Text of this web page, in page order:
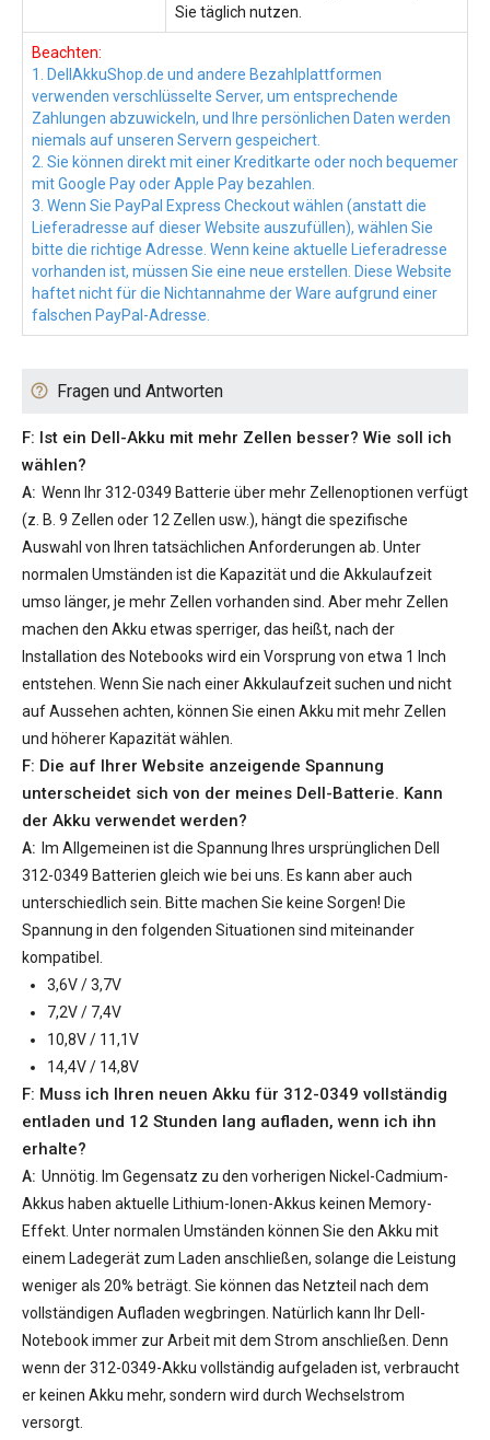
Sie täglich nutzen.
Beachten:
1. DellAkkuShop.de und andere Bezahlplattformen
verwenden verschlüsselte Server, um entsprechende
Zahlungen abzuwickeln, und Ihre persönlichen Daten werden
niemals auf unseren Servern gespeichert.
2. Sie können direkt mit einer Kreditkarte oder noch bequemer
mit Google Pay oder Apple Pay bezahlen.
3. Wenn Sie PayPal Express Checkout wählen (anstatt die
Lieferadresse auf dieser Website auszufüllen), wählen Sie
bitte die richtige Adresse. Wenn keine aktuelle Lieferadresse
vorhanden ist, müssen Sie eine neue erstellen. Diese Website
haftet nicht für die Nichtannahme der Ware aufgrund einer
falschen PayPal-Adresse.
Fragen und Antworten
F: Ist ein Dell-Akku mit mehr Zellen besser? Wie soll ich
wählen?
A: Wenn Ihr312-0349 Batterie über mehr Zellenoptionen verfügt
(z. B. 9 Zellen oder 12 Zellen usw.), hängt die spezifische
Auswahl von Ihren tatsächlichen Anforderungen ab. Unter
normalen Umständen ist die Kapazität und die Akkulaufzeit
umso länger, je mehr Zellen vorhanden sind. Aber mehr Zellen
machen den Akku etwas sperriger, das heißt, nach der
Installation des Notebooks wird ein Vorsprung von etwa 1 Inch
entstehen. Wenn Sie nach einer Akkulaufzeit suchen und nicht
auf Aussehen achten, können Sie einen Akku mit mehr Zellen
und höherer Kapazität wählen.
F: Die auf Ihrer Website anzeigende Spannung
unterscheidet sich von der meines Dell-Batterie. Kann
der Akku verwendet werden?
A: Im Allgemeinen ist die Spannung Ihres ursprünglichen Dell
312-0349 Batterien gleich wie bei uns. Es kann aber auch
unterschiedlich sein. Bitte machen Sie keine Sorgen! Die
Spannung in den folgenden Situationen sind miteinander
kompatibel.
3,6V / 3,7V
7,2V / 7,4V
10,8V / 11,1V
14,4V / 14,8V
F: Muss ich Ihren neuen Akku für 312-0349 vollständig
entladen und 12 Stunden lang aufladen, wenn ich ihn
erhalte?
A: Unnötig. Im Gegensatz zu den vorherigen Nickel-Cadmium-
Akkus haben aktuelle Lithium-Ionen-Akkus keinen Memory-
Effekt. Unter normalen Umständen können Sie den Akku mit
einem Ladegerät zum Laden anschließen, solange die Leistung
weniger als 20% beträgt. Sie können das Netzteil nach dem
vollständigen Aufladen wegbringen. Natürlich kann Ihr Dell-
Notebook immer zur Arbeit mit dem Strom anschließen. Denn
wenn der312-0349-Akku vollständig aufgeladen ist, verbraucht
er keinen Akku mehr, sondern wird durch Wechselstrom
versorgt.